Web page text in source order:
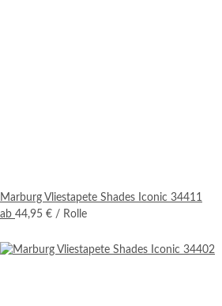
Marburg Vliestapete Shades Iconic 34411
ab 44,95 € / Rolle